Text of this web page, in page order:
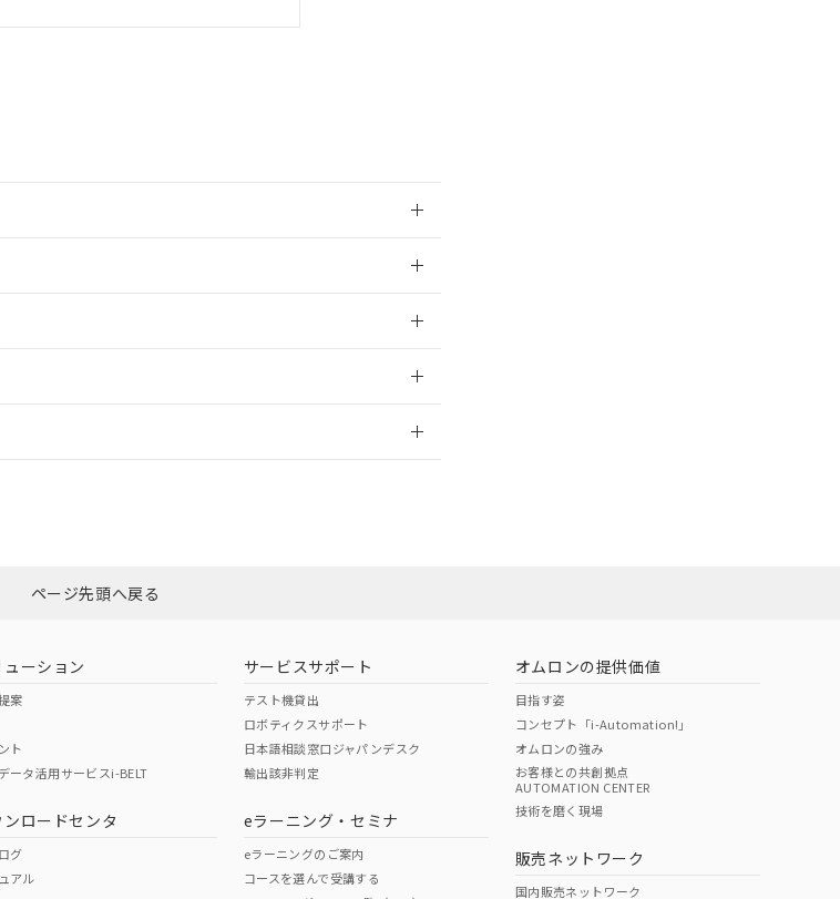
ちら
O O
ページ先頭へ戻る
ューション
案
ト
ータ活用サービスi-BELT
ンロードセンタ
グ
アル
サービスサポート
テスト機貸出
ロボティクスサポート
日本語相談窓口ジャパンデスク
輸出該非判定
eラーニング・セミナ
eラーニングのご案内
コースを選んで受講する
オムロンの提供価値
目指す姿
コンセプト「i-Automation!」
オムロンの強み
お客様との共創拠点
AUTOMATION CENTER
技術を磨く現場
販売ネットワーク
国内販売ネットワーク